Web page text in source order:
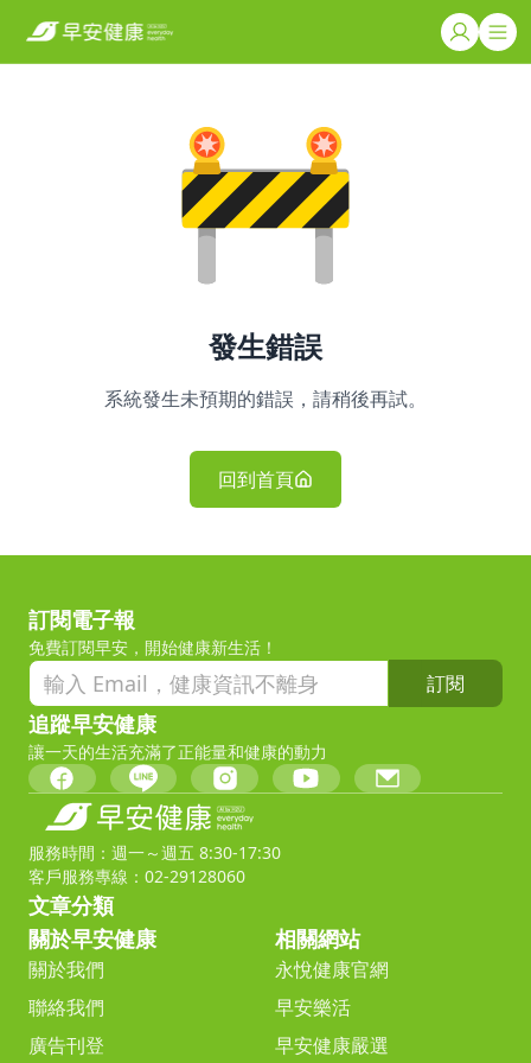
發生錯誤
系統發生未預期的錯誤，請稍後再試。
回到首頁
訂閱電子報
免費訂閱早安，開始健康新生活！
訂閱
追蹤早安健康
讓一天的生活充滿了正能量和健康的動力
服務時間：週一～週五 8:30-17:30
客戶服務專線：02-29128060
文章分類
關於早安健康
關於我們
聯絡我們
廣告刊登
相關網站
永悅健康官網
早安樂活
早安健康嚴選